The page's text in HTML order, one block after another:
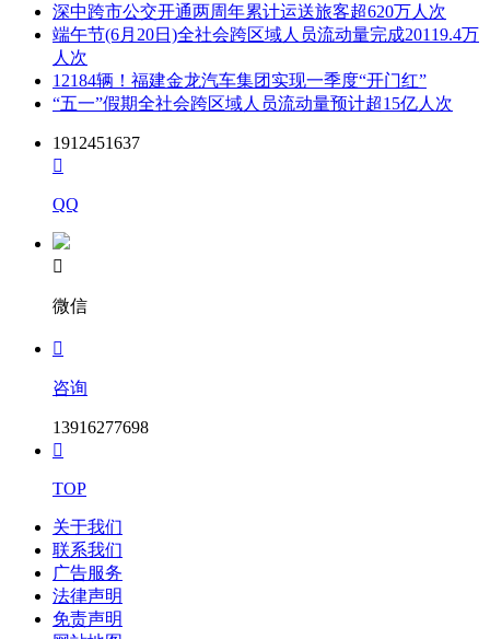
深中跨市公交开通两周年累计运送旅客超620万人次
端午节(6月20日)全社会跨区域人员流动量完成20119.4万
人次
12184辆！福建金龙汽车集团实现一季度“开门红”
“五一”假期全社会跨区域人员流动量预计超15亿人次
1912451637

QQ

微信

咨询
13916277698

TOP
关于我们
联系我们
广告服务
法律声明
免责声明